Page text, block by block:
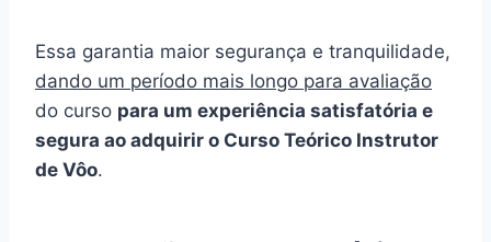
Essa garantia maior segurança e tranquilidade,
dando um período mais longo para avaliação
do curso para um experiência satisfatória e
segura ao adquirir o Curso Teórico Instrutor
de Vôo.